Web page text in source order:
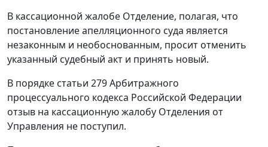
В кассационной жалобе Отделение, полагая, что
постановление апелляционного суда является
незаконным и необоснованным, просит отменить
указанный судебный акт и принять новый.
В порядке статьи 279Арбитражного
процессуального кодекса Российской Федерации
отзыв на кассационную жалобу Отделения от
Управления не поступил.